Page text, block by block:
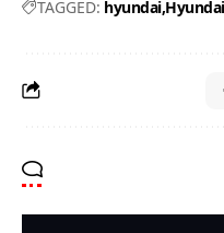
TAGGED: hyundai